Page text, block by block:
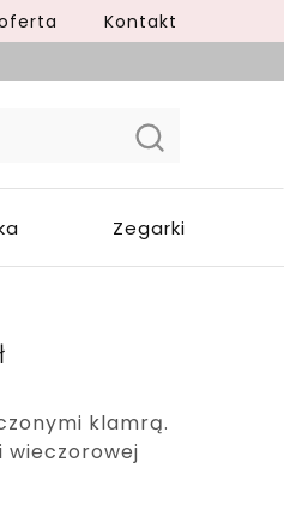
Kontakt
Zegarki
klamrą.
wieczorowej